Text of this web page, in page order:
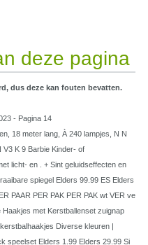
deze pagina
dus deze kan fouten bevatten.
- Pagina 14
18 meter lang, À 240 lampjes, N N
V3 K 9 Barbie Kinder- of
licht- en . + Sint geluidseffecten en
spiegel Elders 99.99 ES Elders
PAAR PER PAK PER PAK wt VER ve
met Kerstballenset zuignap
Diverse kleuren |
speelset Elders 1.99 Elders 29.99 Si